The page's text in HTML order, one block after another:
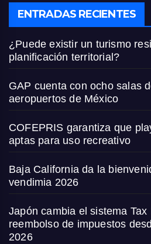
ENTRADAS RECIENTES
¿Puede existir un turismo
planificación territorial?
GAP cuenta con ocho salas
aeropuertos de México
COFEPRIS garantiza que
aptas para uso recreativo
Baja California da la
vendimia 2026
Japón cambia el sistema Tax
reembolso de impuestos
2026